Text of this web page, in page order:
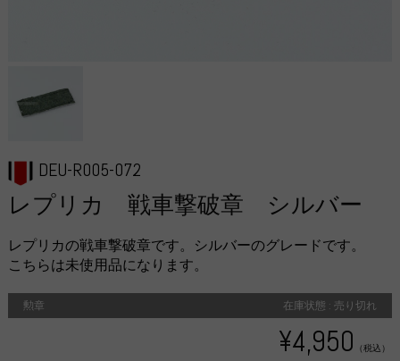
DEU-R005-072
レプリカ 戦車撃破章 シルバー
レプリカの戦車撃破章です。シルバーのグレードです。
こちらは未使用品になります。
勲章 在庫状態 : 売り切れ
¥4,950 （税込）